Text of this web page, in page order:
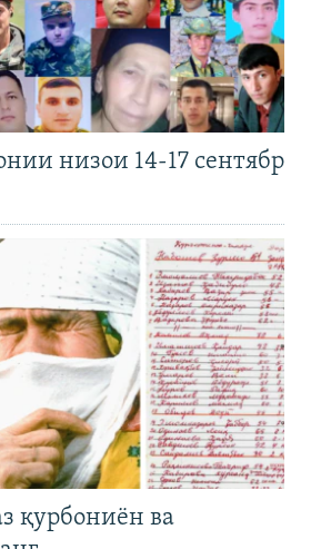
низои 14-17 сентябр
қурбониён ва